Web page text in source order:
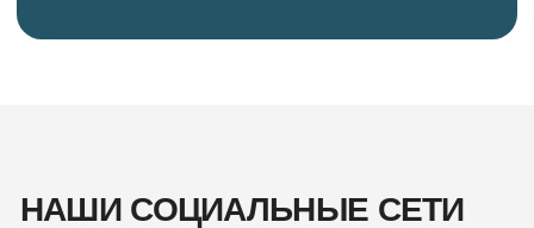
КОНТАКТЫ
kedrperegorodki@yandex.ru